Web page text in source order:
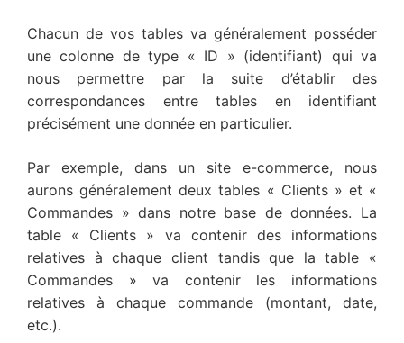
Chacun de vos tables va généralement posséder
une colonne de type « ID » (identifiant) qui va
nous permettre par la suite d’établir des
correspondances entre tables en identifiant
précisément une donnée en particulier.
Par exemple, dans un site e-commerce, nous
aurons généralement deux tables « Clients » et «
Commandes » dans notre base de données. La
table « Clients » va contenir des informations
relatives à chaque client tandis que la table «
Commandes » va contenir les informations
relatives à chaque commande (montant, date,
etc.).